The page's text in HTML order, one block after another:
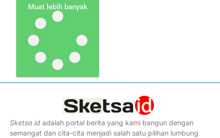
Muat lebih banyak
Sketsa.id adalah portal berita yang kami bangun dengan
semangat dan cita-cita menjadi salah satu pilihan lumbung